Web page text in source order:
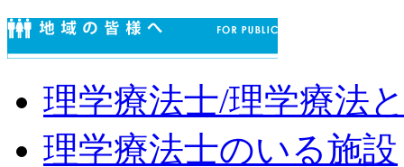
理学療法士/理学療法
理学療法士のいる施設